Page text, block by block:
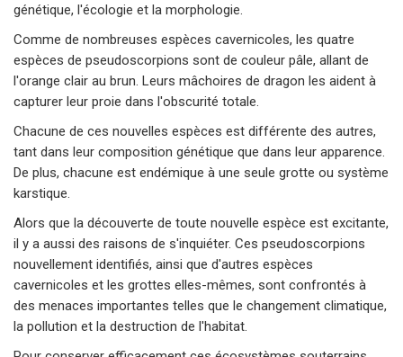
génétique, l'écologie et la morphologie.
Comme de nombreuses espèces cavernicoles, les quatre
espèces de pseudoscorpions sont de couleur pâle, allant de
l'orange clair au brun. Leurs mâchoires de dragon les aident à
capturer leur proie dans l'obscurité totale.
Chacune de ces nouvelles espèces est différente des autres,
tant dans leur composition génétique que dans leur apparence.
De plus, chacune est endémique à une seule grotte ou système
karstique.
Alors que la découverte de toute nouvelle espèce est excitante,
il y a aussi des raisons de s'inquiéter. Ces pseudoscorpions
nouvellement identifiés, ainsi que d'autres espèces
cavernicoles et les grottes elles-mêmes, sont confrontés à
des menaces importantes telles que le changement climatique,
la pollution et la destruction de l'habitat.